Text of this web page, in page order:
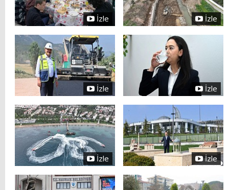
İzle İzle
İzle İzle
İzle İzle